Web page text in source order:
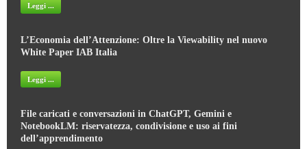
Leggi ...
L’Economia dell’Attenzione: Oltre la Viewability nel nuovo
White Paper IAB Italia
Leggi ...
File caricati e conversazioni in ChatGPT, Gemini e
NotebookLM: riservatezza, condivisione e uso ai fini
dell’apprendimento